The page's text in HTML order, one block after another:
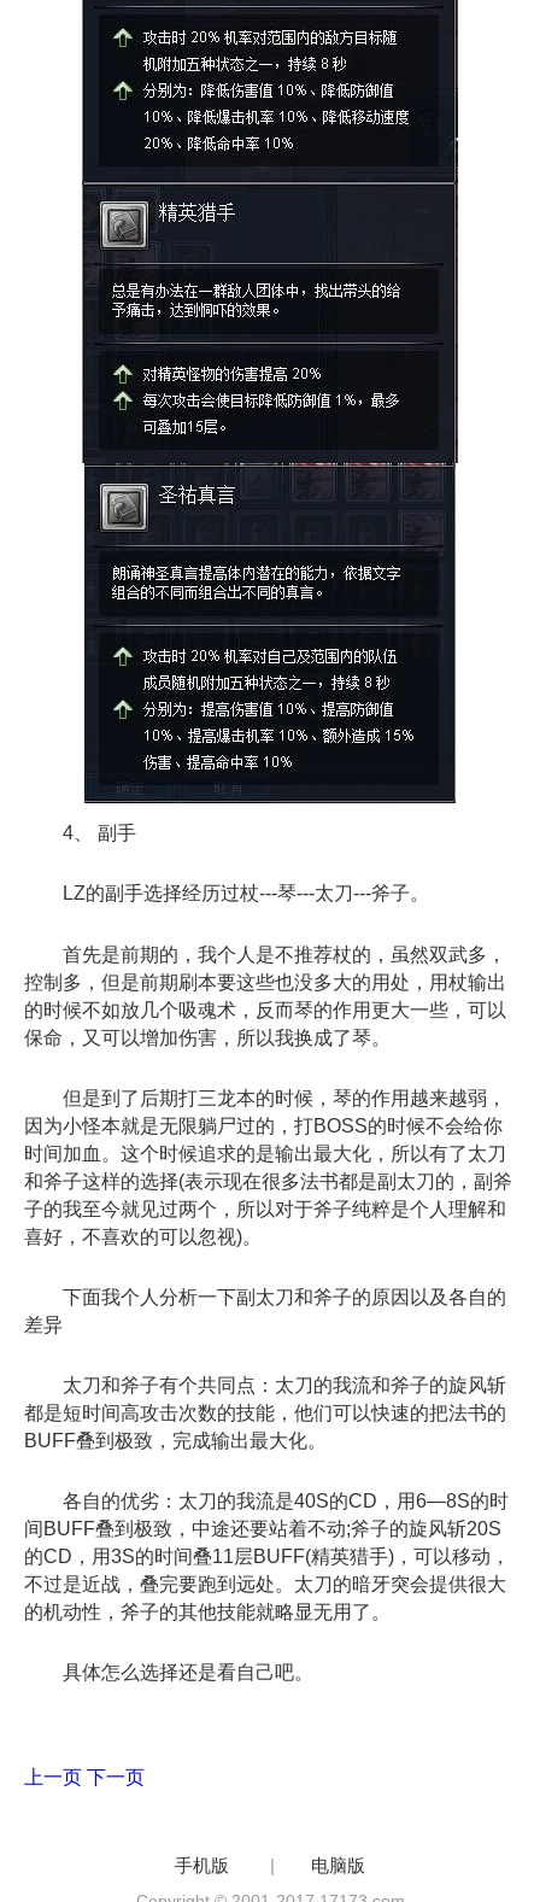
4、 副手
LZ的副手选择经历过杖---琴---太刀---斧子。
首先是前期的，我个人是不推荐杖的，虽然双武多，
控制多，但是前期刷本要这些也没多大的用处，用杖输出
的时候不如放几个吸魂术，反而琴的作用更大一些，可以
保命，又可以增加伤害，所以我换成了琴。
但是到了后期打三龙本的时候，琴的作用越来越弱，
因为小怪本就是无限躺尸过的，打BOSS的时候不会给你
时间加血。这个时候追求的是输出最大化，所以有了太刀
和斧子这样的选择(表示现在很多法书都是副太刀的，副斧
子的我至今就见过两个，所以对于斧子纯粹是个人理解和
喜好，不喜欢的可以忽视)。
下面我个人分析一下副太刀和斧子的原因以及各自的
差异
太刀和斧子有个共同点：太刀的我流和斧子的旋风斩
都是短时间高攻击次数的技能，他们可以快速的把法书的
BUFF叠到极致，完成输出最大化。
各自的优劣：太刀的我流是40S的CD，用6—8S的时
间BUFF叠到极致，中途还要站着不动;斧子的旋风斩20S
的CD，用3S的时间叠11层BUFF(精英猎手)，可以移动，
不过是近战，叠完要跑到远处。太刀的暗牙突会提供很大
的机动性，斧子的其他技能就略显无用了。
具体怎么选择还是看自己吧。
上一页 下一页
手机版 | 电脑版